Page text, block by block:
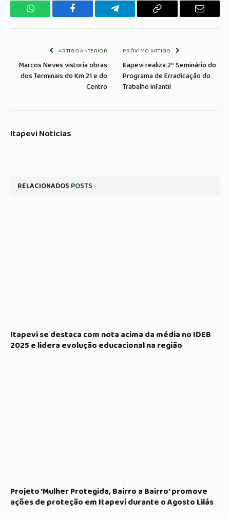
WhatsApp Facebook Telegrama Copiar
E-
ARTIGO ANTERIOR
Marcos Neves vistoria obras
dos Terminais do Km 21 e do
Centro
PRÓXIMO ARTIGO
Itapevi realiza 2º Seminário do
Programa de Erradicação do
Trabalho Infantil
Itapevi Noticias
RELACIONADOS POSTS
Itapevi se destaca com nota acima da média no IDEB
2025 e lidera evolução educacional na região
Projeto ‘Mulher Protegida, Bairro a Bairro’ promove
ações de proteção em Itapevi durante o Agosto Lilás